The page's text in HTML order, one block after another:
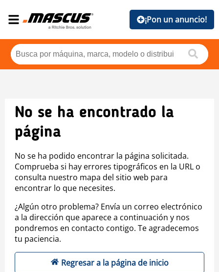
¡Pon un anuncio!
No se ha encontrado la
página
No se ha podido encontrar la página solicitada.
Comprueba si hay errores tipográficos en la URL o
consulta nuestro mapa del sitio web para
encontrar lo que necesites.
¿Algún otro problema? Envía un correo electrónico
a la dirección que aparece a continuación y nos
pondremos en contacto contigo. Te agradecemos
tu paciencia.
Regresar a la página de inicio